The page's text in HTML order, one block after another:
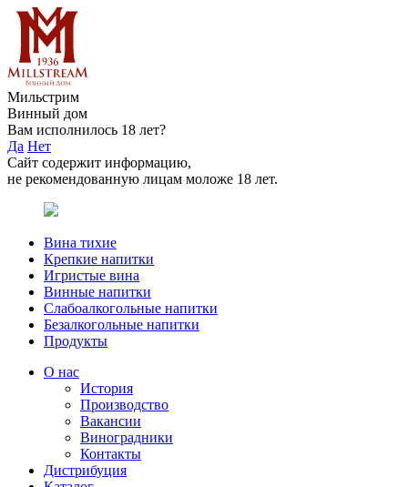
Мильстрим
Винный дом
Вам исполнилось 18 лет?
Да Нет
Сайт содержит информацию,
не рекомендованную лицам моложе 18 лет.
Вина тихие
Крепкие напитки
Игристые вина
Винные напитки
Слабоалкогольные напитки
Безалкогольные напитки
Продукты
О нас
История
Производство
Вакансии
Виноградники
Контакты
Дистрибуция